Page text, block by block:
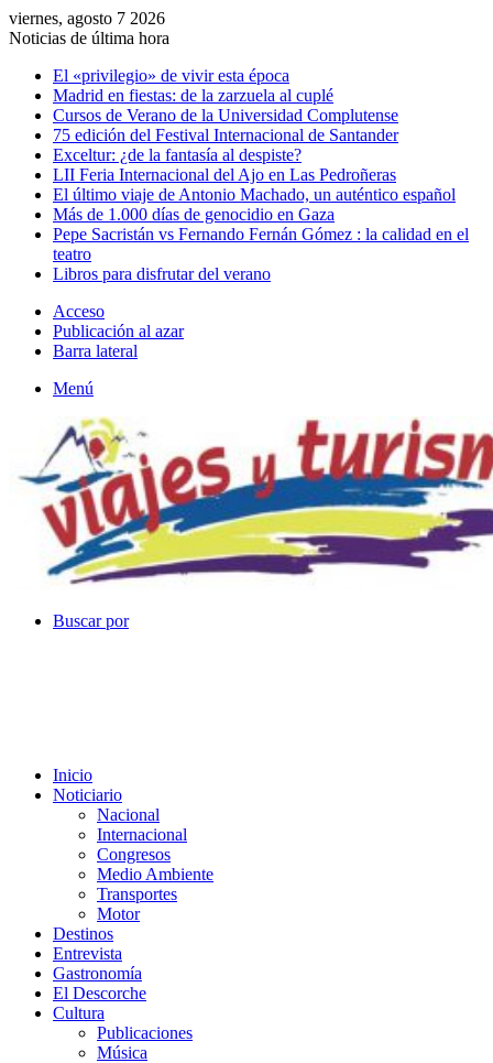
viernes, agosto 7 2026
Noticias de última hora
El «privilegio» de vivir esta época
Madrid en fiestas: de la zarzuela al cuplé
Cursos de Verano de la Universidad Complutense
75 edición del Festival Internacional de Santander
Exceltur: ¿de la fantasía al despiste?
LII Feria Internacional del Ajo en Las Pedroñeras
El último viaje de Antonio Machado, un auténtico español
Más de 1.000 días de genocidio en Gaza
Pepe Sacristán vs Fernando Fernán Gómez : la calidad en el
teatro
Libros para disfrutar del verano
Acceso
Publicación al azar
Barra lateral
Menú
Buscar por
Inicio
Noticiario
Nacional
Internacional
Congresos
Medio Ambiente
Transportes
Motor
Destinos
Entrevista
Gastronomía
El Descorche
Cultura
Publicaciones
Música